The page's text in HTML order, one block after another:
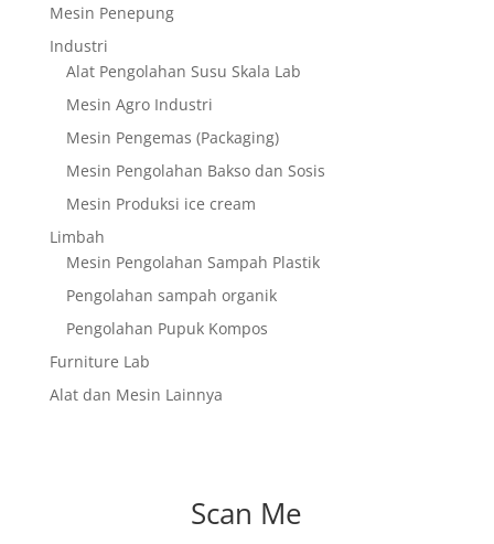
Mesin Penepung
Industri
Alat Pengolahan Susu Skala Lab
Mesin Agro Industri
Mesin Pengemas (Packaging)
Mesin Pengolahan Bakso dan Sosis
Mesin Produksi ice cream
Limbah
Mesin Pengolahan Sampah Plastik
Pengolahan sampah organik
Pengolahan Pupuk Kompos
Furniture Lab
Alat dan Mesin Lainnya
Scan Me